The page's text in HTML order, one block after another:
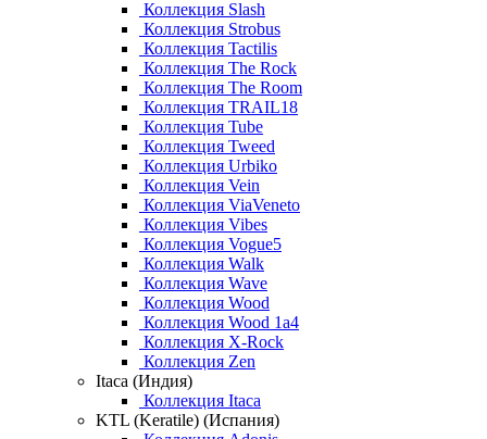
Коллекция Slash
Коллекция Strobus
Коллекция Tactilis
Коллекция The Rock
Коллекция The Room
Коллекция TRAIL18
Коллекция Tube
Коллекция Tweed
Коллекция Urbiko
Коллекция Vein
Коллекция ViaVeneto
Коллекция Vibes
Коллекция Vogue5
Коллекция Walk
Коллекция Wave
Коллекция Wood
Коллекция Wood 1a4
Коллекция X-Rock
Коллекция Zen
Itaca (Индия)
Коллекция Itaca
KTL (Keratile) (Испания)